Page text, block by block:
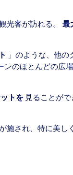
光客が訪れる。最
」のような、他の
のほとんどの広
トを見ることがで
施され、特に美し